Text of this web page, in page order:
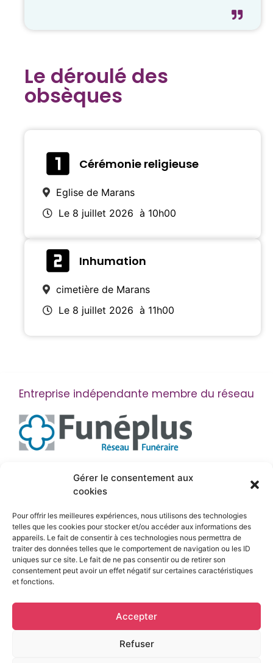
Gérer le consentement aux
cookies
Pour offrir les meilleures expériences, nous utilisons des technologies
telles que les cookies pour stocker et/ou accéder aux informations des
appareils. Le fait de consentir à ces technologies nous permettra de
traiter des données telles que le comportement de navigation ou les ID
uniques sur ce site. Le fait de ne pas consentir ou de retirer son
consentement peut avoir un effet négatif sur certaines caractéristiques
et fonctions.
Accepter
Refuser
Le déroulé des
obsèques
Cérémonie religieuse
Eglise de Marans
Le 8 juillet 2026 à 10h00
Inhumation
cimetière de Marans
Le 8 juillet 2026 à 11h00
Entreprise indépendante membre du réseau
Suivez-nous
Mentions légales
© Pompes funèbres régionales Zelie • 2026 • Tout
droits reservés